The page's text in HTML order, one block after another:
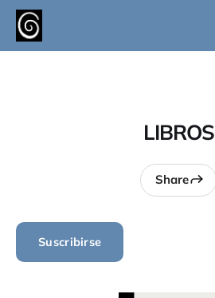
LIBROS
Share
Suscribirse